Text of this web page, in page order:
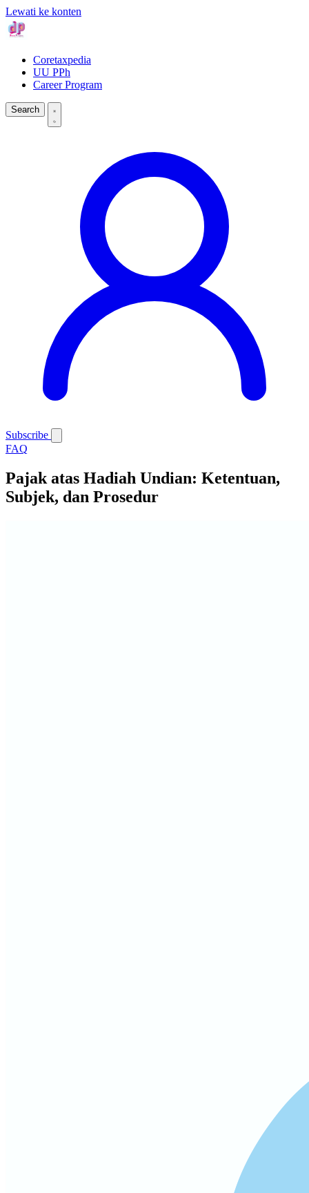
Lewati ke konten
Coretaxpedia
UU PPh
Career Program
Search
Subscribe
FAQ
Pajak atas Hadiah Undian: Ketentuan,
Subjek, dan Prosedur